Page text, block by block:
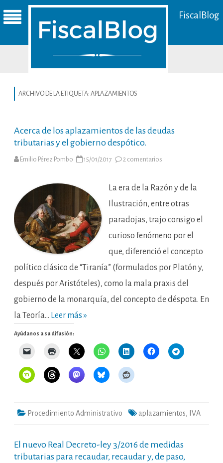
FiscalBlog
ARCHIVO DE LA ETIQUETA: APLAZAMIENTOS
Acerca de los aplazamientos de las deudas
tributarias y el gobierno despótico.
Emilio Pérez Pombo 15/01/2017 2 comentarios
aplazamientos
las
deudas
y
gobierno
despótico.
La era de la Razón y de la
Ilustración, entre otras
paradojas, trajo consigo el
curioso fenómeno por el
que, diferenció el concepto
político clásico de “Tiranía” (formulados por Platón y,
después por Aristóteles), como la mala praxis del
gobierno de la monarquía, del concepto de déspota. En
la Teoría… Leer más »
Ayúdanos a su difusión:
Procedimiento Administrativo aplazamientos, IVA
El nuevo Real Decreto-ley 3/2016 de medidas
tributarias para recaudar, recaudar y, de paso,